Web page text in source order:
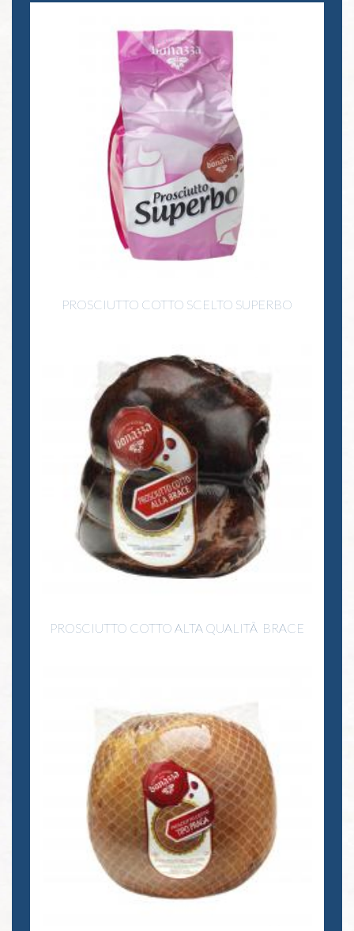
PROSCIUTTO COTTO SCELTO SUPERBO
PROSCIUTTO COTTO ALTA QUALITÃ BRACE